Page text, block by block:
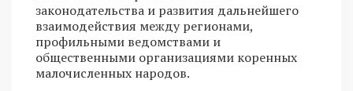
законодательства и развития дальнейшего
взаимодействия между регионами,
профильными ведомствами и
общественными организациями коренных
малочисленных народов.